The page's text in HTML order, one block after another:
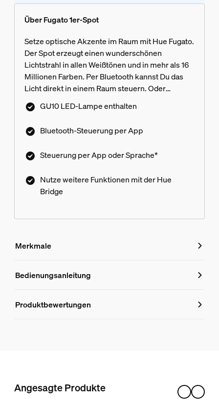
Über Fugato 1er-Spot
Setze optische Akzente im Raum mit Hue Fugato.
Der Spot erzeugt einen wunderschönen
Lichtstrahl in allen Weißtönen und in mehr als 16
Millionen Farben. Per Bluetooth kannst Du das
Licht direkt in einem Raum steuern. Oder
schließe eine Hue Bridge an, um alle verfügbaren
smarten Beleuchtungsfunktionen zu nutzen.
GU10 LED-Lampe enthalten
Bluetooth-Steuerung per App
Steuerung per App oder Sprache*
Nutze weitere Funktionen mit der Hue
Bridge
Merkmale
Merkmale
8720169319691
Material
Metall
Bedienungsanleitung
Produktbewertungen
Angesagte Produkte